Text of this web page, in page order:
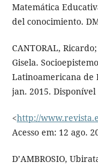
Matemática
del conocimiento.
CANTORAL,
Gisela.
Latinoamericana de
jan. 2015. Disponível
<http://
Acesso em: 12 ago.
D’AMBROSIO,